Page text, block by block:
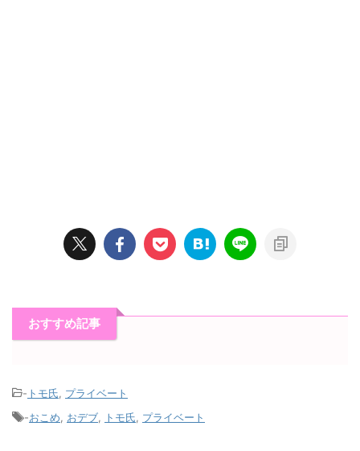
おすすめ記事
- トモ氏
プライベート
-おこめ おデブ トモ氏 プライベート